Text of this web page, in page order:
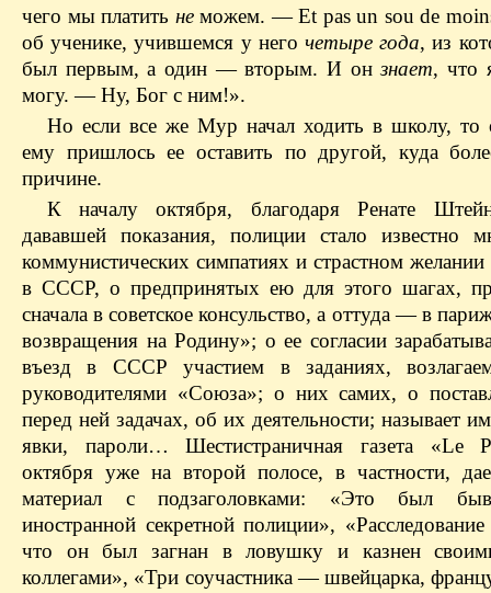
чего мы платить неможем. — Et pas un sou de
об ученике, учившемся у него четыре года, из
был первым, а один — вторым. И онзнает, что
могу. — Ну, Бог с ним!».
Но если все же Мур начал ходить в школу, то
ему пришлось ее оставить по другой, куда
причине.
К началу октября, благодаря Ренате
дававшей показания, полиции стало известно
коммунистических симпатиях и страстном желании
в СССР, о предпринятых ею для этого шагах,
сначала в советское консульство, а оттуда — в
возвращения на Родину»; о ее согласии
въезд в СССР участием в заданиях,
руководителями «Союза»; о них самих, о
перед ней задачах, об их деятельности; называет
явки, пароли… Шестистраничная газета «Le
октября уже на второй полосе, в частности,
материал с подзаголовками: «Это был
иностранной секретной полиции», «Расследование
что он был загнан в ловушку и казнен
коллегами», «Три соучастника — швейцарка,